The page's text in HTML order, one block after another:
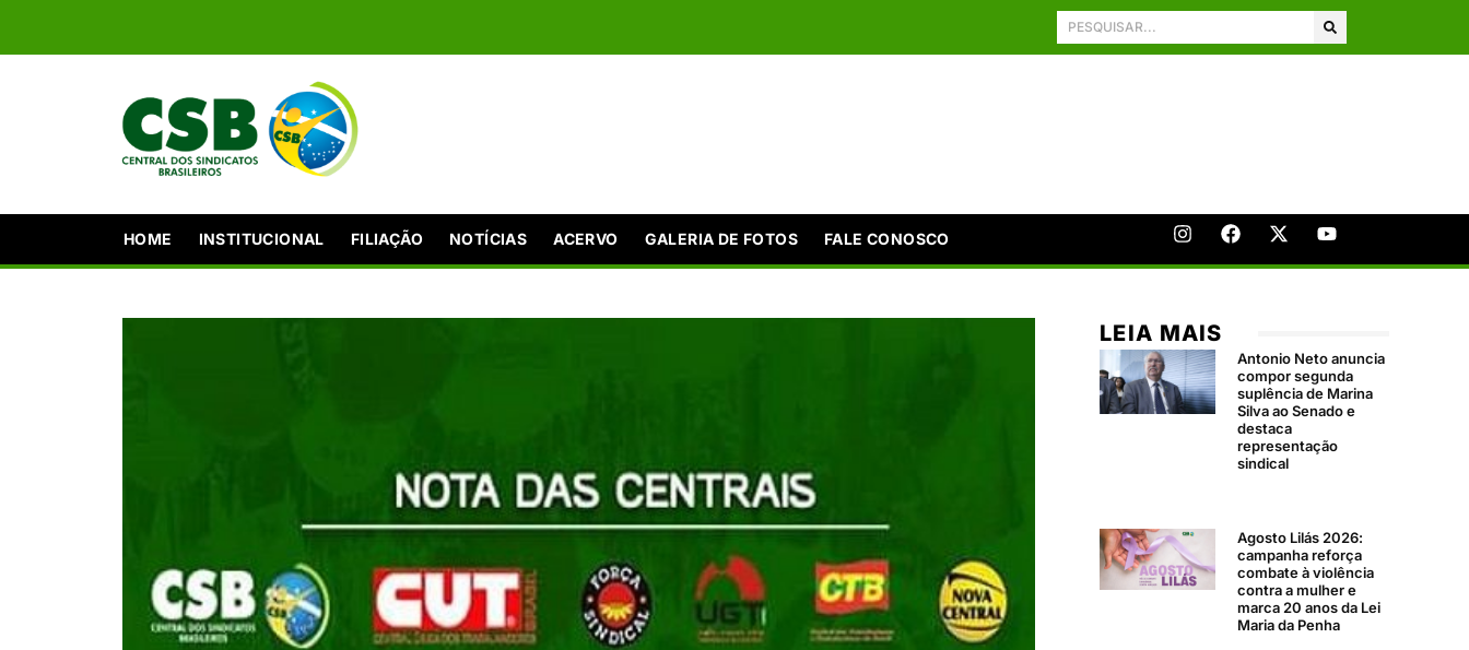
HOME INSTITUCIONAL FILIAÇÃO NOTÍCIAS ACERVO GALERIA DE FOTOS FALE CONOSCO
LEIA MAIS
Antonio Neto anuncia
compor segunda
suplência de Marina
Silva ao Senado e
destaca
representação
sindical
Agosto Lilás 2026:
campanha reforça
combate à violência
contra a mulher e
marca 20 anos da Lei
Maria da Penha